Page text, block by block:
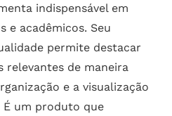
indispensável em
e acadêmicos. Seu
permite destacar
relevantes de maneira
e a visualização
um produto que